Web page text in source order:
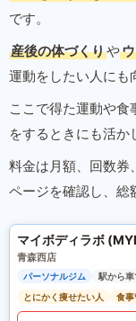
です。
産後の体づくりや
運動をしたい人にも
ここで得た運動や食
をするときにも活か
料金は月額、回数券
ページを確認し、総
マイボディラボ
青森西店
パーソナルジム
駅から
とにかく痩せたい人
食事